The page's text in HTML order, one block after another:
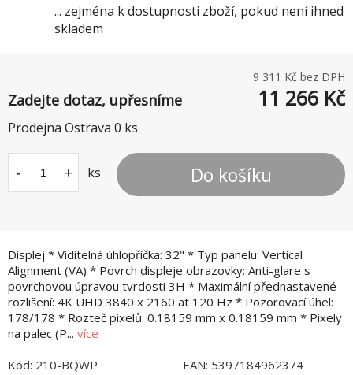
Displej * Viditelná úhlopříčka: 32" * Typ panelu: Vertical
Alignment (VA) * Povrch displeje obrazovky: Anti-glare s
povrchovou úpravou tvrdosti 3H * Maximální přednastavené
rozlišení: 4K UHD 3840 x 2160 at 120 Hz * Pozorovací úhel:
178/178 * Rozteč pixelů: 0.18159 mm x 0.18159 mm * Pixely
na palec (P... více
9 311 Kč bez DPH
Zadejte dotaz, upřesníme 11 266 Kč
Prodejna Ostrava 0 ks
- + ks Do košíku
... zejména k dostupnosti zboží, pokud není ihned
skladem
Kód: 210-BQWP EAN: 5397184962374